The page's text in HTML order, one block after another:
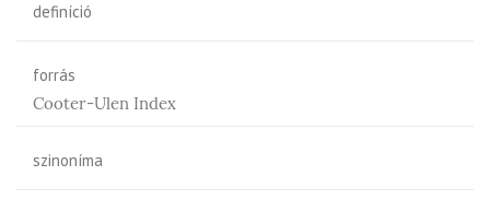
definíció
forrás
Cooter-Ulen Index
szinoníma